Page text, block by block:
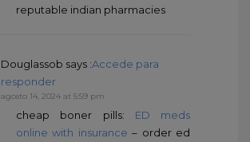
reputable indian pharmacies
Douglassob says :Accede para
responder
agosto 14, 2024 at 5:59 pm
cheap boner pills: ED meds
online with insurance – order ed